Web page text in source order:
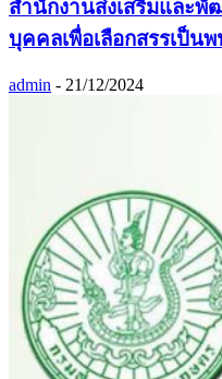
สำนักงานส่งเสริมและพั
บุคคลเพื่อเลือกสรรเป็น
admin - 21/12/2024